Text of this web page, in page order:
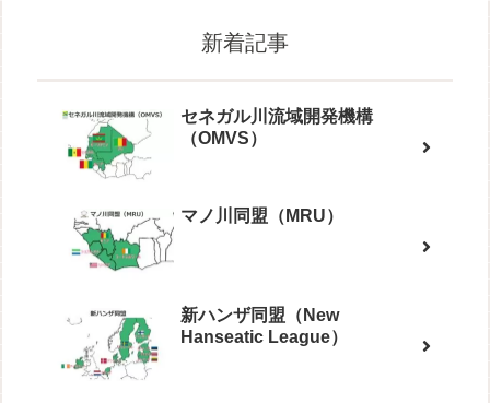
新着記事
セネガル川流域開発機構
（OMVS）
マノ川同盟（MRU）
新ハンザ同盟（New
Hanseatic League）